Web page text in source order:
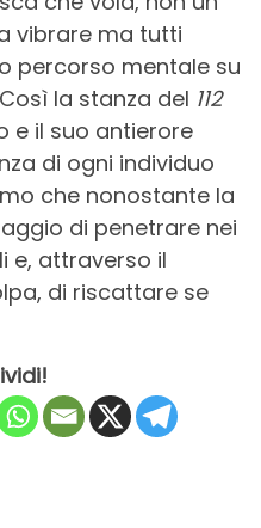
vibrare ma tutti
percorso mentale su
la stanza del 112
e il suo antierore
di ogni individuo
che nonostante la
di penetrare nei
e, attraverso il
di riscattare se